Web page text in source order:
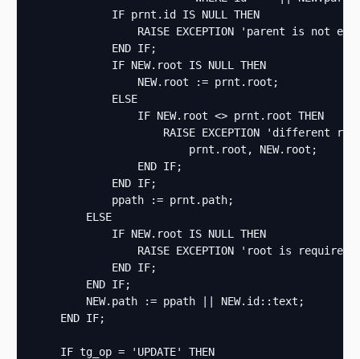
            IF prnt.id IS NULL THEN
RAISE EXCEPTION 'parent is not
            END IF;
            IF NEW.root IS NULL THEN
                NEW.root := prnt.root;
            ELSE
                IF NEW.root <> prnt.root THEN
RAISE EXCEPTION 'different
                        prnt.root, NEW.root;
                END IF;
            END IF;
            ppath := prnt.path;
        ELSE
            IF NEW.root IS NULL THEN
RAISE EXCEPTION 'root is
            END IF;
        END IF;
        NEW.path := ppath || NEW.id::text;
    END IF;
    IF tg_op = 'UPDATE' THEN